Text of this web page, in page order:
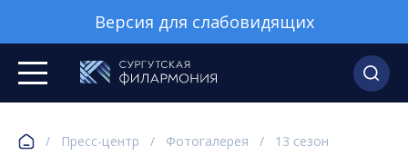
Версия для слабовидящих
/ Пресс-центр / Фотогалерея / 13 сезон